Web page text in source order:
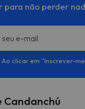
para não perder
e-mail
Ao clicar em ''Inscrever-
Candanchú